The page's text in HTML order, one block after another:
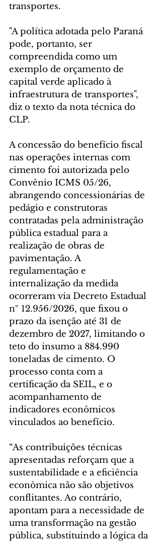
transportes.
"A política adotada pelo Paraná
pode, portanto, ser
compreendida como um
exemplo de orçamento de
capital verde aplicado à
infraestrutura de transportes",
diz o texto da nota técnica do
CLP.
A concessão do benefício fiscal
nas operações internas com
cimento foi autorizada pelo
Convênio ICMS 05/26,
abrangendo concessionárias de
pedágio e construtoras
contratadas pela administração
pública estadual para a
realização de obras de
pavimentação. A
regulamentação e
internalização da medida
ocorreram via Decreto Estadual
nº 12.956/2026, que fixou o
prazo da isenção até 31 de
dezembro de 2027, limitando o
teto do insumo a 884.990
toneladas de cimento. O
processo conta com a
certificação da SEIL, e o
acompanhamento de
indicadores econômicos
vinculados ao benefício.
“As contribuições técnicas
apresentadas reforçam que a
sustentabilidade e a eficiência
econômica não são objetivos
conflitantes. Ao contrário,
apontam para a necessidade de
uma transformação na gestão
pública, substituindo a lógica da